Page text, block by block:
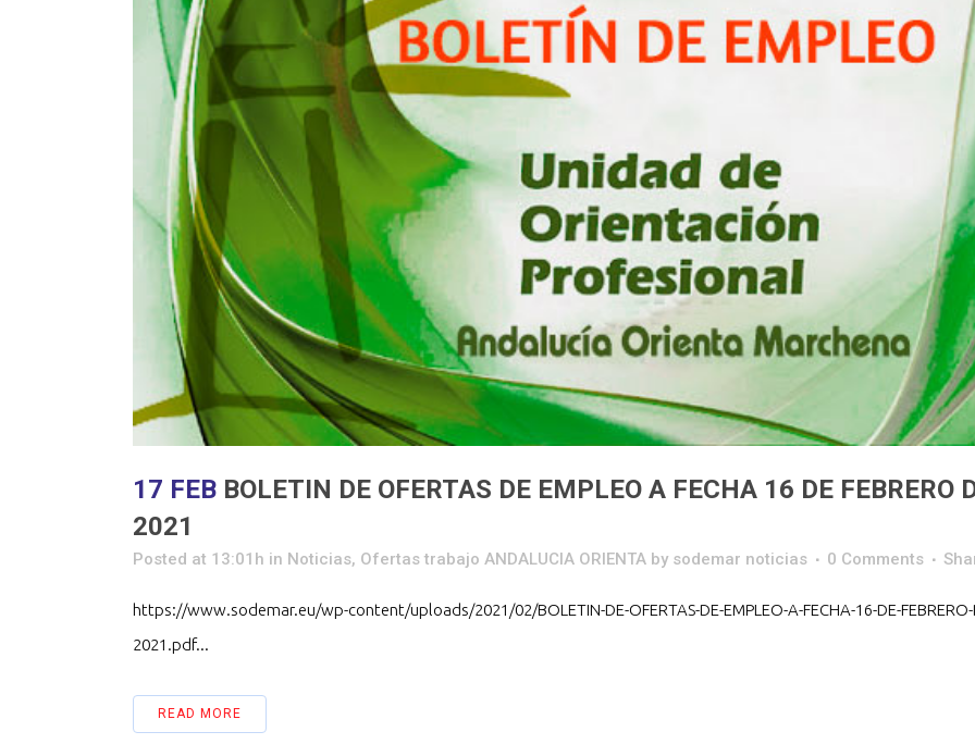
17 FEB BOLETIN DE OFERTAS DE EMPLEO A FECHA 16 DE FEBRERO
2021
Posted at 13:01h in Noticias, Ofertas trabajo ANDALUCIA ORIENTA by sodemar noticias 0 Comments
https://www.sodemar.eu/wp-content/uploads/2021/02/BOLETIN-DE-OFERTAS-DE-EMPLEO-A-FECHA-16-DE-FEBRERO-
2021.pdf...
READ MORE